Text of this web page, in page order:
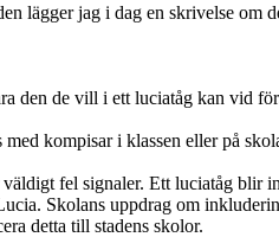
lägger jag i dag en skrivelse om
den de vill i ett luciatåg kan vid
kompisar i klassen eller på
fel signaler. Ett luciatåg blir
Skolans uppdrag om
detta till stadens skolor.